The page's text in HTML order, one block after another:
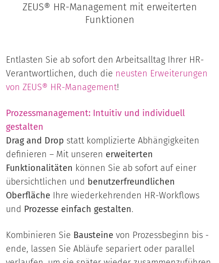
ZEUS® HR-Management mit erweiterten
Funktionen
Entlasten Sie ab sofort den Arbeitsalltag Ihrer HR-
Verantwortlichen, duch die neusten Erweiterungen
von ZEUS® HR-Management!
Prozessmanagement: Intuitiv und individuell
gestalten
Drag and Drop statt komplizierte Abhängigkeiten
definieren – Mit unseren erweiterten
Funktionalitäten können Sie ab sofort auf einer
übersichtlichen und benutzerfreundlichen
Oberfläche Ihre wiederkehrenden HR-Workflows
und Prozesse einfach gestalten.
Kombinieren Sie Bausteine von Prozessbeginn bis -
ende, lassen Sie Abläufe separiert oder parallel